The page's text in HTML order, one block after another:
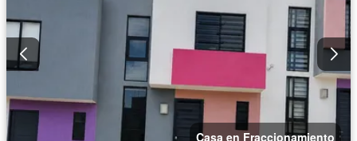
Casa en Fraccionamiento